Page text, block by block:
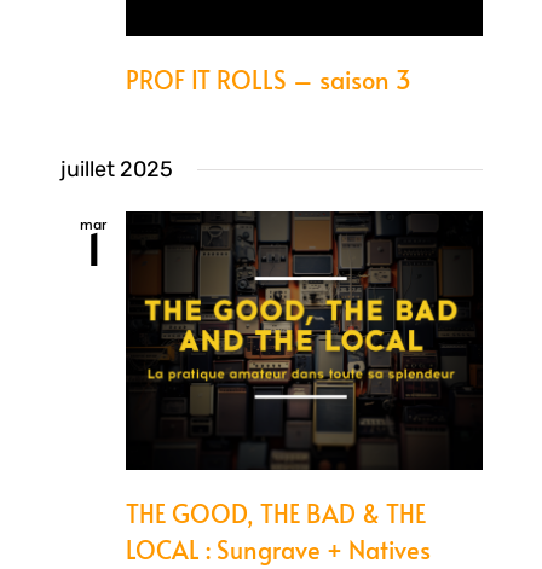
PROF IT ROLLS – saison 3
juillet 2025
mar
1
THE GOOD, THE BAD & THE
LOCAL : Sungrave + Natives